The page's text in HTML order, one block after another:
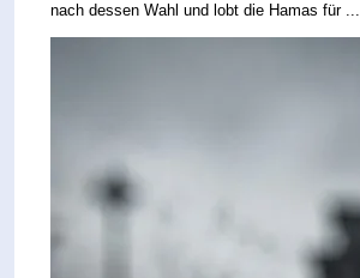
nach dessen Wahl und lobt die Hamas für ...